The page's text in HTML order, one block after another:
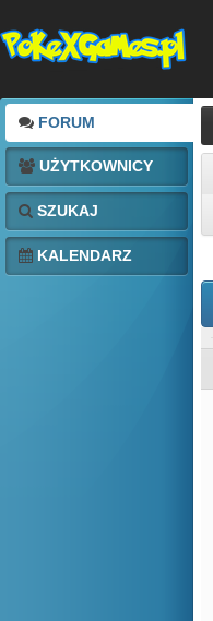
FORUM
UŻYTKOWNICY
SZUKAJ
KALENDARZ